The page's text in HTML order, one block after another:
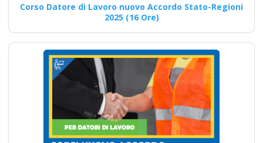
integrazione parte
per Datori di Lavoro
con compiti di RSPP
(DL SPP) rls rlst
preposto datore
lavoratori ddl dlspp
rinnovo attestato
Corso Datore di Lavoro nuovo Accordo Stato-Regioni
2025 (16 Ore)